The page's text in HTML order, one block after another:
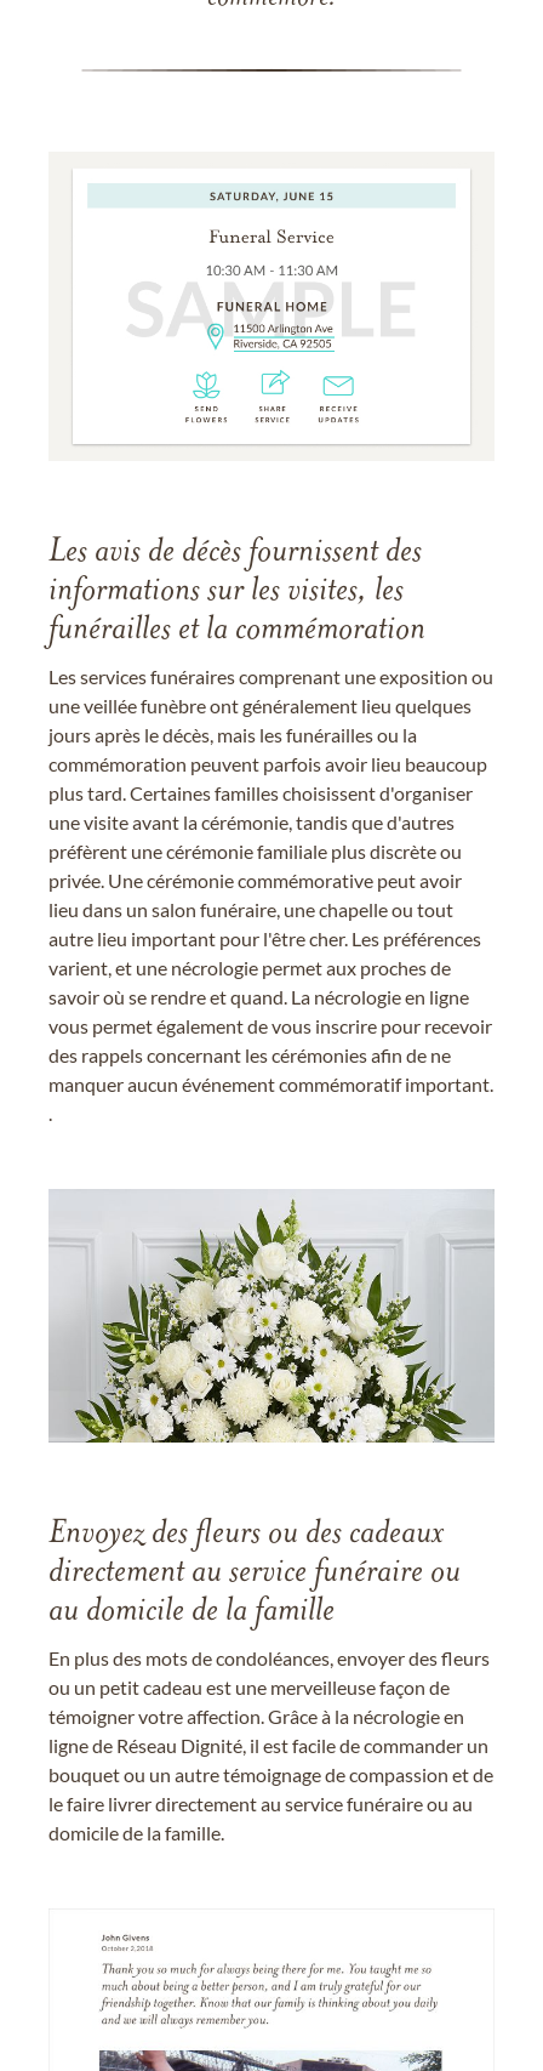
Les avis de décès fournissent des
informations sur les visites, les
funérailles et la commémoration
Les services funéraires comprenant une exposition ou
une veillée funèbre ont généralement lieu quelques
jours après le décès, mais les funérailles ou la
commémoration peuvent parfois avoir lieu beaucoup
plus tard. Certaines familles choisissent d'organiser
une visite avant la cérémonie, tandis que d'autres
préfèrent une cérémonie familiale plus discrète ou
privée. Une cérémonie commémorative peut avoir
lieu dans un salon funéraire, une chapelle ou tout
autre lieu important pour l'être cher. Les préférences
varient, et une nécrologie permet aux proches de
savoir où se rendre et quand. La nécrologie en ligne
vous permet également de vous inscrire pour recevoir
des rappels concernant les cérémonies afin de ne
manquer aucun événement commémoratif important.
Envoyez des fleurs ou des cadeaux
directement au service funéraire ou
au domicile de la famille
En plus des mots de condoléances, envoyer des fleurs
ou un petit cadeau est une merveilleuse façon de
témoigner votre affection. Grâce à la nécrologie en
ligne de Réseau Dignité, il est facile de commander un
bouquet ou un autre témoignage de compassion et de
le faire livrer directement au service funéraire ou au
domicile de la famille.